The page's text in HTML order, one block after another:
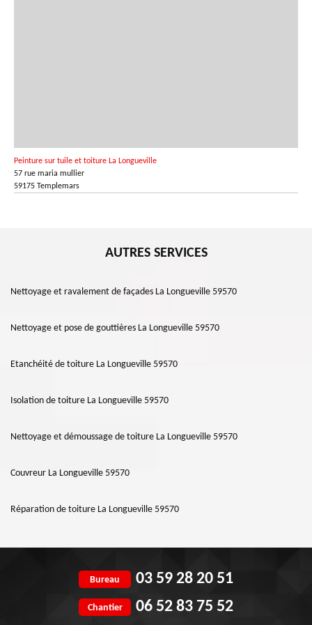
Peinture sur tuile et toiture La Longueville
57 rue maria mullier
59175 Templemars
AUTRES SERVICES
Nettoyage et ravalement de façades La Longueville 59570
Nettoyage et pose de gouttières La Longueville 59570
Etanchéité de toiture La Longueville 59570
Isolation de toiture La Longueville 59570
Nettoyage et démoussage de toiture La Longueville 59570
Couvreur La Longueville 59570
Réparation de toiture La Longueville 59570
Bureau 03 59 28 20 51
Chantier 06 52 83 75 52